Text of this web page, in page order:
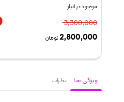
موجود در انبار
3,300,000
2,800,000 تومان
بستن
ویژگی ها نظرات